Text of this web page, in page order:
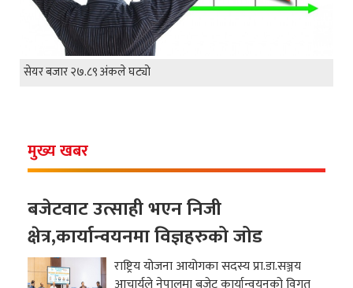
सेयर बजार २७.८९ अंकले घट्यो
मुख्य खबर
बजेटवाट उत्साही भएन निजी
क्षेत्र,कार्यान्वयनमा विज्ञहरुको जोड
राष्ट्रिय योजना आयोगका सदस्य प्रा.डा.सञ्जय